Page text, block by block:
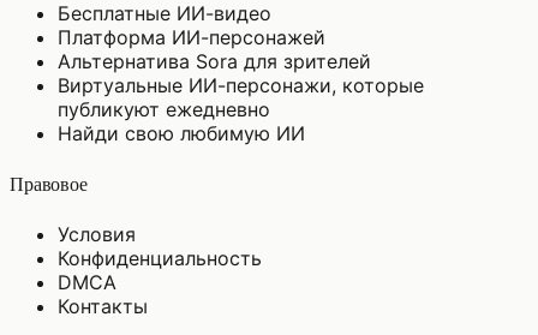
Бесплатные ИИ-видео
Платформа ИИ-персонажей
Альтернатива Sora для зрителей
Виртуальные ИИ-персонажи, которые
публикуют ежедневно
Найди свою любимую ИИ
Правовое
Условия
Конфиденциальность
DMCA
Контакты